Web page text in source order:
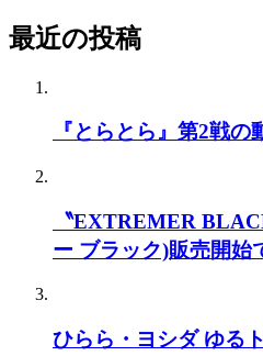
最近の投稿
『とらとら』第2戦
〝EXTREMER
ー ブラック)販売開始
ひらら・ヨシダ ゆる